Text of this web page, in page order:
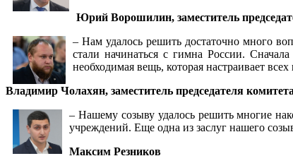
Юрий Ворошилин, заместитель
– Нам удалось решить достаточно много
стали начинаться с гимна России.
необходимая вещь, которая настраивает всех
Владимир Чолахян, заместитель председателя
– Нашему созыву удалось решить многие
учреждений. Еще одна из заслуг нашего
Максим Резников